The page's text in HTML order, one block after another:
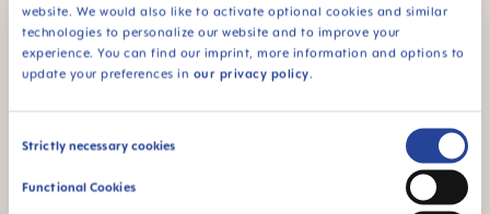
website. We would also like to activate optional cookies and similar
technologies to personalize our website and to improve your
experience. You can find our imprint, more information and options to
update your preferences in our privacy policy.
Consent
Strictly necessary cookies
Functional Cookies
Voor baby’s vanaf 4
maanden
¹ Marktonderzoek 2009-2023, getest op 1,808 baby's.